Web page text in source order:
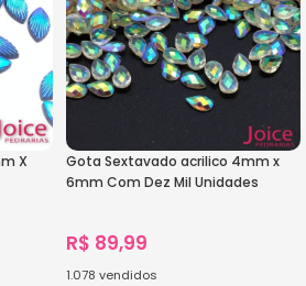
X
Gota Sextavado acrilico 4mm x
6mm Com Dez Mil Unidades
R$ 89,99
1.078 vendidos